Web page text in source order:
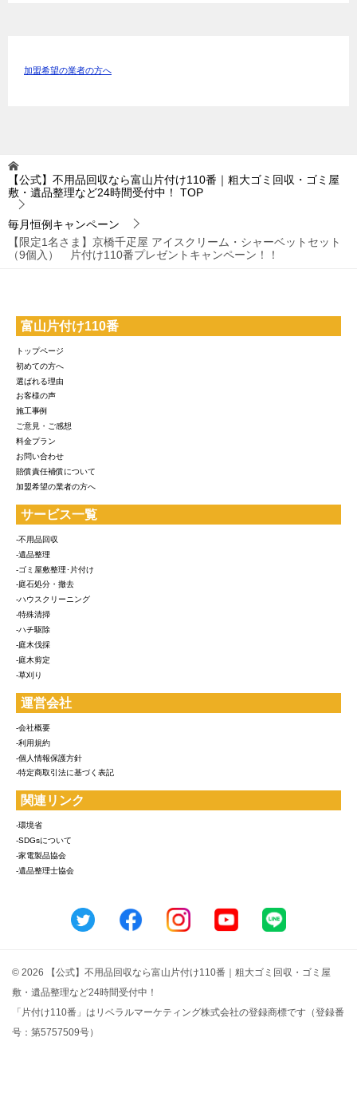
加盟希望の業者の方へ
【公式】不用品回収なら富山片付け110番｜粗大ゴミ回収・ゴミ屋
敷・遺品整理など24時間受付中！
TOP
毎月恒例キャンペーン
【限定1名さま】京橋千疋屋 アイスクリーム・シャーベットセット
（9個入） 片付け110番プレゼントキャンペーン！！
富山片付け110番
トップページ
初めての方へ
選ばれる理由
お客様の声
施工事例
ご意見・ご感想
料金プラン
お問い合わせ
賠償責任補償について
加盟希望の業者の方へ
サービス一覧
-不用品回収
-遺品整理
-ゴミ屋敷整理･片付け
-庭石処分・撤去
-ハウスクリーニング
-特殊清掃
-ハチ駆除
-庭木伐採
-庭木剪定
-草刈り
運営会社
-会社概要
-利用規約
-個人情報保護方針
-特定商取引法に基づく表記
関連リンク
-環境省
-SDGsについて
-家電製品協会
-遺品整理士協会
© 2026 【公式】不用品回収なら富山片付け110番｜粗大ゴミ回収・ゴミ屋
敷・遺品整理など24時間受付中！
「片付け110番」はリベラルマーケティング株式会社の登録商標です（登録番
号：第5757509号）